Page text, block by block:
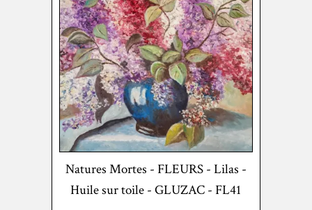
Natures Mortes - FLEURS - Lilas -
Huile sur toile - GLUZAC - FL41